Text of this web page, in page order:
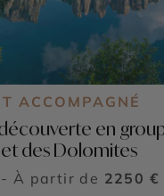
ACCOMPAGNÉ
en
des Dolomites
À partir de 2250 €